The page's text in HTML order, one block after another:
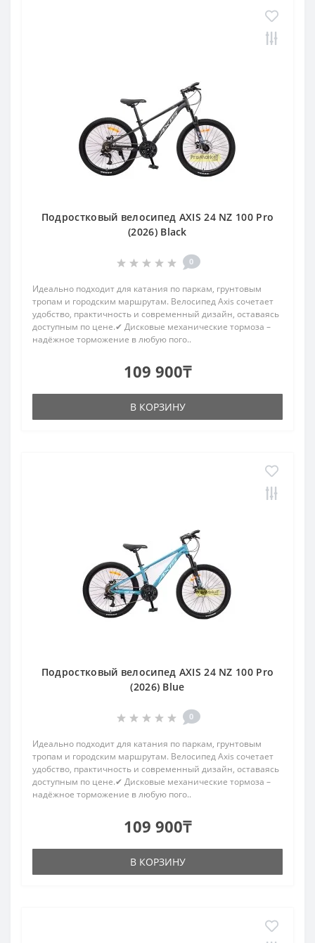
Подростковый велосипед AXIS 24 NZ 100 Pro
(2026) Black
0
Идеально подходит для катания по паркам, грунтовым
тропам и городским маршрутам. Велосипед Axis сочетает
удобство, практичность и современный дизайн, оставаясь
доступным по цене.✔ Дисковые механические тормоза –
надёжное торможение в любую пого..
109 900₸
В КОРЗИНУ
Подростковый велосипед AXIS 24 NZ 100 Pro
(2026) Blue
0
Идеально подходит для катания по паркам, грунтовым
тропам и городским маршрутам. Велосипед Axis сочетает
удобство, практичность и современный дизайн, оставаясь
доступным по цене.✔ Дисковые механические тормоза –
надёжное торможение в любую пого..
109 900₸
В КОРЗИНУ